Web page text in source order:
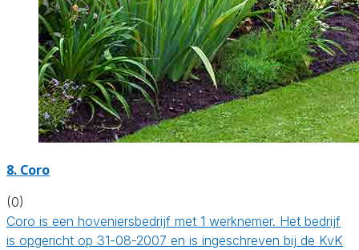
8. Coro
(0)
Coro is een hoveniersbedrijf met 1 werknemer. Het bedrijf
is opgericht op 31-08-2007 en is ingeschreven bij de KvK